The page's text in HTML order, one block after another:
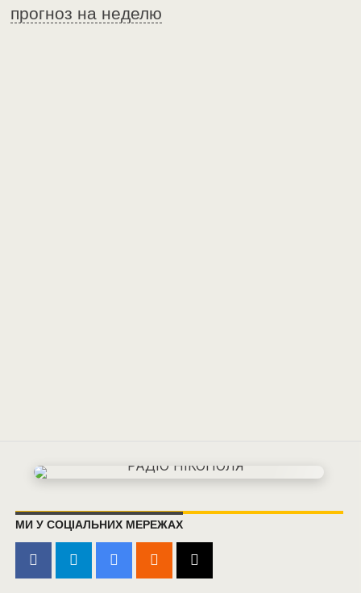
прогноз на неделю
МИ У СОЦІАЛЬНИХ МЕРЕЖАХ